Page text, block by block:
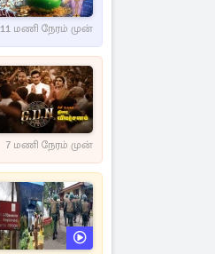
11 மணி நேரம் முன்
7 மணி நேரம் முன்